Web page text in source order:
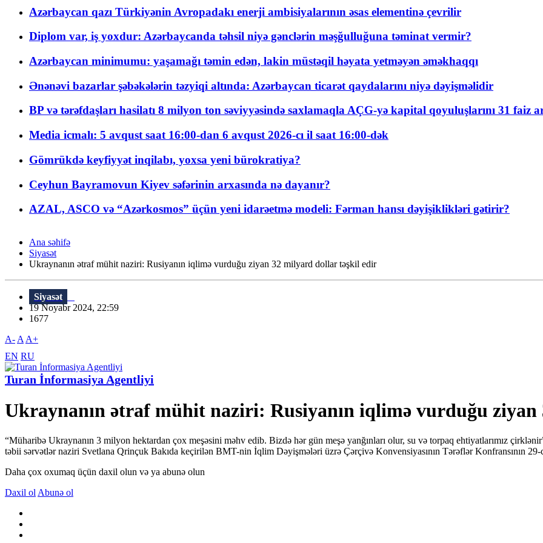
Azərbaycan qazı Türkiyənin Avropadakı enerji ambisiyalarının əsas elementinə çevrilir
Diplom var, iş yoxdur: Azərbaycanda təhsil niyə gənclərin məşğulluğuna təminat vermir?
Azərbaycan minimumu: yaşamağı təmin edən, lakin müstəqil həyata yetməyən əməkhaqqı
Ənənəvi bazarlar şəbəkələrin təzyiqi altında: Azərbaycan ticarət qaydalarını niyə dəyişməlidir
BP və tərəfdaşları hasilatı 8 milyon ton səviyyəsində saxlamaqla AÇG-yə kapital qoyuluşlarını 31 faiz
Media icmalı: 5 avqust saat 16:00-dan 6 avqust 2026-cı il saat 16:00-dək
Gömrükdə keyfiyyət inqilabı, yoxsa yeni bürokratiya?
Ceyhun Bayramovun Kiyev səfərinin arxasında nə dayanır?
AZAL, ASCO və “Azərkosmos” üçün yeni idarəetmə modeli: Fərman hansı dəyişiklikləri gətirir?
Ana səhifə
Siyasət
Ukraynanın ətraf mühit naziri: Rusiyanın iqlimə vurduğu ziyan 32 milyard dollar təşkil edir
Siyasət
19 Noyabr 2024, 22:59
1677
A- A A+
EN RU
Turan İnformasiya Agentliyi
Ukraynanın ətraf mühit naziri: Rusiyanın iqlimə vurduğu
“Müharibə Ukraynanın 3 milyon hektardan çox meşəsini məhv edib. Bizdə hər gün meşə yanğınları olur, su və torpaq ehtiyatlarımız
təbii sərvətlər naziri Svetlana Qrinçuk Bakıda keçirilən BMT-nin İqlim Dəyişmələri üzrə Çərçivə Konvensiyasının Tərəflər Konfransının 29-
Daha çox oxumaq üçün daxil olun və ya abunə olun
Daxil ol Abunə ol